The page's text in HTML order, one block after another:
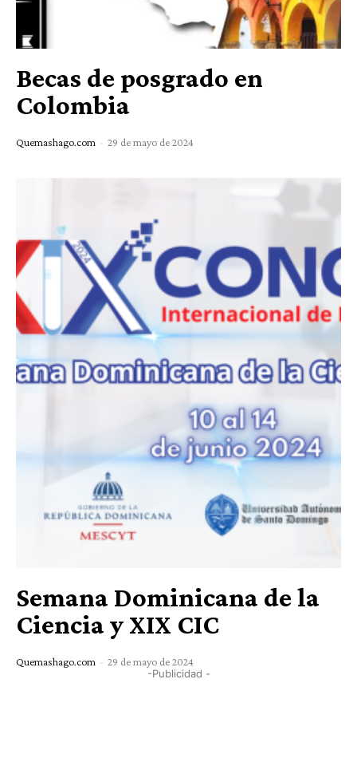
Becas de posgrado en
Colombia
Quemashago.com - 29 de mayo de 2024
Semana Dominicana de la
Ciencia y XIX CIC
Quemashago.com - 29 de mayo de 2024
-Publicidad -